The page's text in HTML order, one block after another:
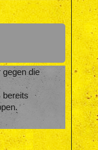
gegen die
bereits